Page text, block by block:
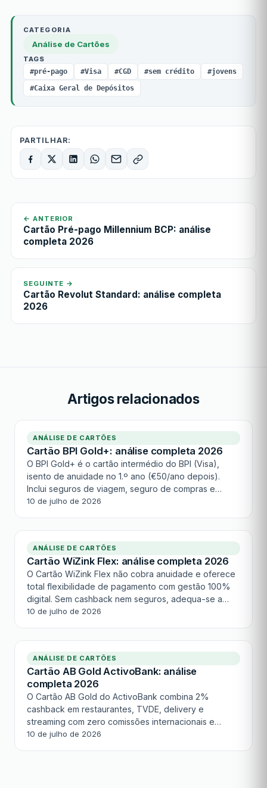
CATEGORIA
Análise de Cartões
TAGS
#pré-pago
#Visa #CGD #sem crédito
#jovens
#Caixa Geral de Depósitos
PARTILHAR:
← ANTERIOR
Cartão Pré-pago Millennium BCP: análise
completa 2026
SEGUINTE →
Cartão Revolut Standard: análise completa
2026
Artigos relacionados
ANÁLISE DE CARTÕES
Cartão BPI Gold+: análise completa 2026
O BPI Gold+ é o cartão intermédio do BPI (Visa),
isento de anuidade no 1.º ano (€50/ano depois).
Inclui seguros de viagem, seguro de compras e
desconto Hertz 25%. Recomendado para quem viaja
10 de julho de 2026
ANÁLISE DE CARTÕES
Cartão WiZink Flex: análise completa 2026
O Cartão WiZink Flex não cobra anuidade e oferece
total flexibilidade de pagamento com gestão 100%
digital. Sem cashback nem seguros, adequa-se a
quem procura um cartão simples com aprovação
10 de julho de 2026
ANÁLISE DE CARTÕES
Cartão AB Gold ActivoBank: análise
completa 2026
O Cartão AB Gold do ActivoBank combina 2%
cashback em restaurantes, TVDE, delivery e
streaming com zero comissões internacionais e
acesso a lounges de aeroporto. Com 7 seguros
10 de julho de 2026